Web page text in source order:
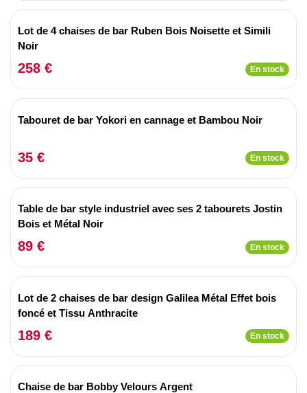
Lot de 4 chaises de bar Ruben Bois Noisette et Simili
Noir
258 € En stock
Tabouret de bar Yokori en cannage et Bambou Noir
35 € En stock
Table de bar style industriel avec ses 2 tabourets Jostin
Bois et Métal Noir
89 € En stock
Lot de 2 chaises de bar design Galilea Métal Effet bois
foncé et Tissu Anthracite
189 € En stock
Chaise de bar Bobby Velours Argent